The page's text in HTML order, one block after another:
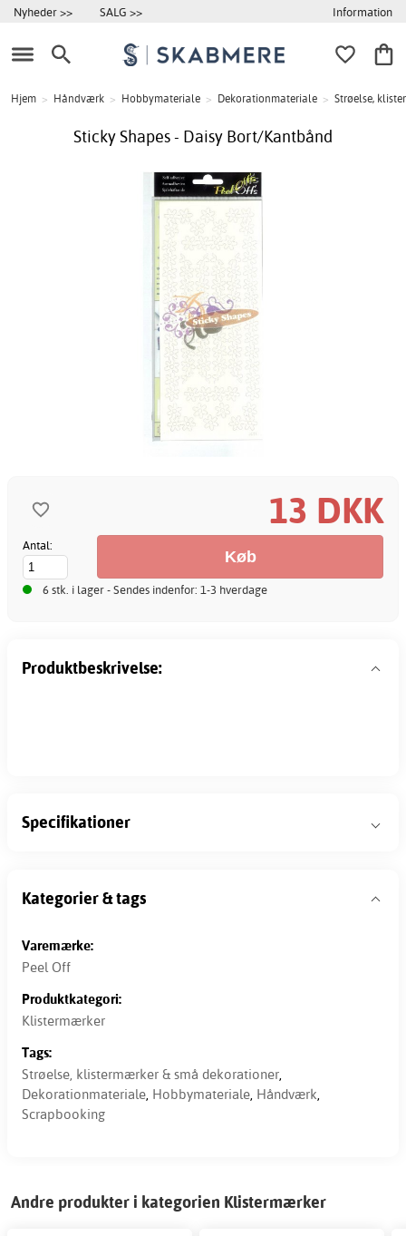
Nyheder >> SALG >> Information
Hjem > Håndværk > Hobbymateriale > Dekorationmateriale > Strøelse,
Sticky Shapes - Daisy Bort/Kantbånd
13 DKK
Antal:
6 stk. i lager - Sendes indenfor: 1-3 hverdage
Produktbeskrivelse:
Specifikationer
Kategorier & tags
Varemærke:
Peel Off
Produktkategori:
Klistermærker
Tags:
Strøelse, klistermærker & små dekorationer,
Dekorationmateriale, Hobbymateriale, Håndværk,
Scrapbooking
Andre produkter i kategorien Klistermærker